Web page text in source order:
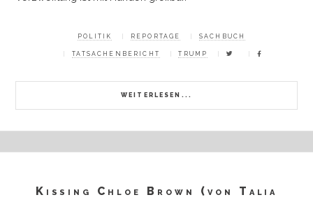
WEITERLESEN...
POLITIK REPORTAGE SACHBUCH
TATSACHENBERICHT TRUMP
Kissing Chloe Brown (von Talia